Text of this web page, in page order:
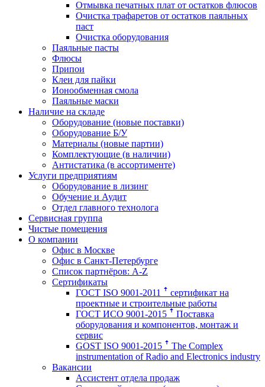
Отмывка печатных плат от остатков флюсов
Очистка трафаретов от остатков паяльных
паст
Очистка оборудования
Паяльные пасты
Флюсы
Припои
Клеи для пайки
Ионообменная смола
Паяльные маски
Наличие на складе
Оборудование (новые поставки)
Оборудование Б/У
Материалы (новые партии)
Комплектующие (в наличии)
Антистатика (в ассортименте)
Услуги предприятиям
Оборудование в лизинг
Обучение и Аудит
Отдел главного технолога
Сервисная группа
Чистые помещения
О компании
Офис в Москве
Офис в Санкт-Петербурге
Список партнёров: A-Z
Сертификаты
ГОСТ ISO 9001-2011 ꜛ сертификат на
проектные и строительные работы
ГОСТ ИСО 9001-2015 ꜛ Поставка
оборудования и компонентов, монтаж и
сервис
GOST ISO 9001-2015 ꜛ The Complex
instrumentation of Radio and Electronics industry
Вакансии
Ассистент отдела продаж